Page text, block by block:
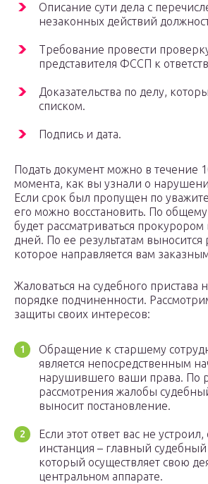
Описание сути дела с
незаконных действий
Требование провести
представителя ФССП к
Доказательства по делу,
списком.
Подпись и дата.
Подать документ можно в течение
момента, как вы узнали о
Если срок был пропущен по
его можно восстановить. По
будет рассматриваться прокурором
дней. По ее результатам
которое направляется вам
Жаловаться на судебного пристава
порядке подчиненности.
защиты своих интересов:
Обращение к старшему
является непосредственным
нарушившего ваши права. По
рассмотрения жалобы
выносит постановление.
Если этот ответ вас не
инстанция – главный
который осуществляет свою
центральном аппарате.